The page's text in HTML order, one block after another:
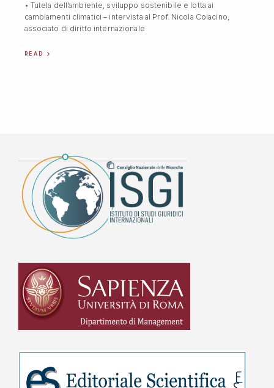
• Tutela dell’ambiente, sviluppo sostenibile e lotta ai
cambiamenti climatici – intervista al Prof. Nicola Colacino,
associato di diritto internazionale
READ